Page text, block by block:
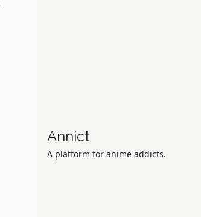
Annict
A platform for anime addicts.